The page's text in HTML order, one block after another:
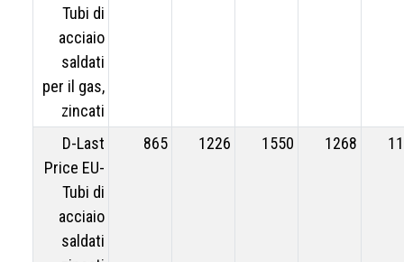
Tubi di
acciaio
saldati
per il gas,
zincati
D-Last
Price EU-
Tubi di
acciaio
saldati
865 1226 1550 1268